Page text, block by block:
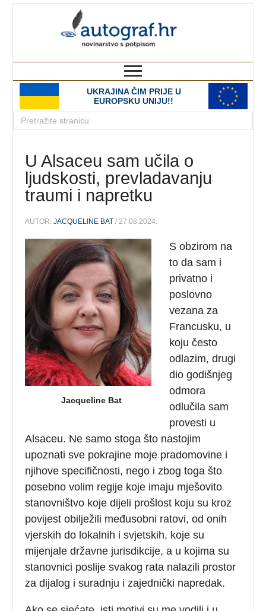
UKRAJINA ČIM PRIJE U
EUROPSKU UNIJU!!
U Alsaceu sam učila o
ljudskosti, prevladavanju
traumi i napretku
AUTOR:JACQUELINE BAT / 27.08.2024.
Jacqueline Bat
S obzirom na
to da sam i
privatno i
poslovno
vezana za
Francusku, u
koju često
odlazim, drugi
dio godišnjeg
odmora
odlučila sam
provesti u
Alsaceu. Ne samo stoga što nastojim
upoznati sve pokrajine moje pradomovine i
njihove specifičnosti, nego i zbog toga što
posebno volim regije koje imaju mješovito
stanovništvo koje dijeli prošlost koju su kroz
povijest obilježili međusobni ratovi, od onih
vjerskih do lokalnih i svjetskih, koje su
mijenjale državne jurisdikcije, a u kojima su
stanovnici poslije svakog rata nalazili prostor
za dijalog i suradnju i zajednički napredak.